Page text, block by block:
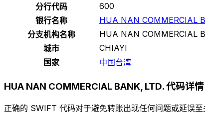
分行代码
600
银行名称
HUA NAN COMMERCIAL
分支机构名称
HUA NAN COMMERCIAL
城市
CHIAYI
国家
中国台湾
HUA NAN COMMERCIAL BANK, LTD. 代码详情
正确的 SWIFT 代码对于避免转账出现任何问题或延误